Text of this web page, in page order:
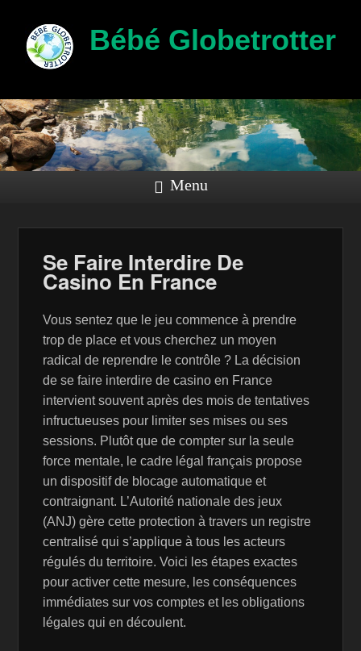
Bébé Globetrotter
Menu
Se Faire Interdire De
Casino En France
Vous sentez que le jeu commence à prendre
trop de place et vous cherchez un moyen
radical de reprendre le contrôle ? La décision
de se faire interdire de casino en France
intervient souvent après des mois de tentatives
infructueuses pour limiter ses mises ou ses
sessions. Plutôt que de compter sur la seule
force mentale, le cadre légal français propose
un dispositif de blocage automatique et
contraignant. L’Autorité nationale des jeux
(ANJ) gère cette protection à travers un registre
centralisé qui s’applique à tous les acteurs
régulés du territoire. Voici les étapes exactes
pour activer cette mesure, les conséquences
immédiates sur vos comptes et les obligations
légales qui en découlent.